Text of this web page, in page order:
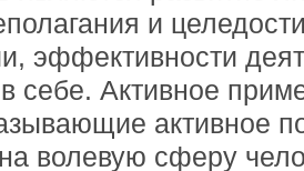
и
эффективности
себе. Активное
активное
волевую сферу